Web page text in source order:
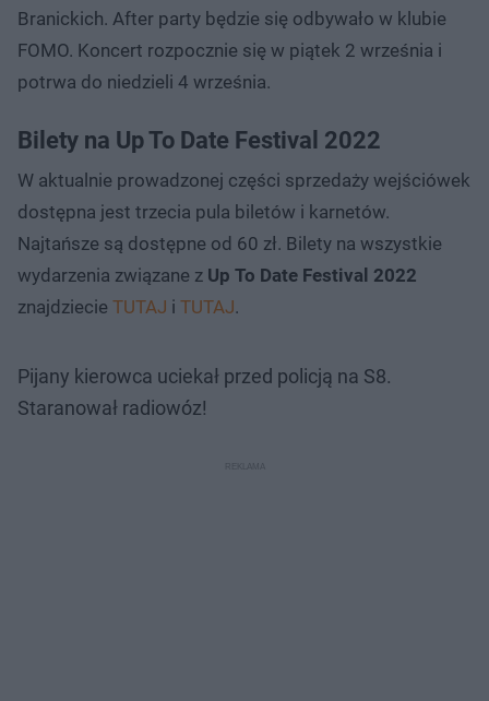
Branickich. After party będzie się odbywało w klubie
FOMO. Koncert rozpocznie się w piątek 2 września i
potrwa do niedzieli 4 września.
Bilety na Up To Date Festival 2022
W aktualnie prowadzonej części sprzedaży wejściówek
dostępna jest trzecia pula biletów i karnetów.
Najtańsze są dostępne od 60 zł. Bilety na wszystkie
wydarzenia związane z Up To Date Festival 2022
znajdziecie TUTAJ i TUTAJ.
Pijany kierowca uciekał przed policją na S8.
Staranował radiowóz!